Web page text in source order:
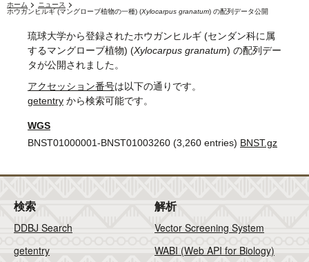
センターについて
利用規約
問合せ
English
ホーム
ニュース
ホウガンヒルギ (マングローブ植物の一種) (Xylocarpus granatum) の配列データ公開
琉球大学から登録されたホウガンヒルギ (センダン科に属
するマングローブ植物) (Xylocarpus granatum) の配列デー
タが公開されました。
アクセッション番号は以下の通りです。
getentry から検索可能です。
WGS
BNST01000001-BNST01003260 (3,260 entries) BNST.gz
検索
DDBJ Search
getentry
解析
Vector Screening System
WABI (Web API for Biology)